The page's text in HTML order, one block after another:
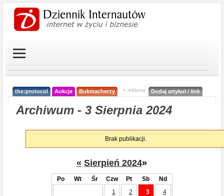
the:protocol Aukcje Bukmacherzy < reklama Dodaj artykuł / link
Archiwum - 3 Sierpnia 2024
Brak publikacji.
« Sierpień 2024»
Po Wt Śr Czw Pt Sb
Nd
1
2 3 4